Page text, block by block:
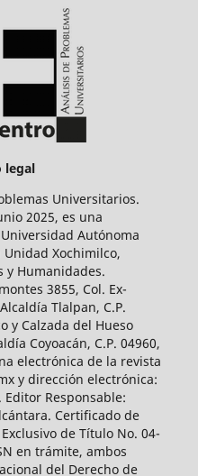
legal
Universitarios.
2025, es una
Autónoma
Xochimilco,
y Humanidades.
3855, Col. Ex-
Tlalpan, C.P.
y Calzada del Hueso
Coyoacán, C.P. 04960,
electrónica de la revista
y dirección electrónica:
Responsable:
Certificado de
de Título No. 04-
en trámite, ambos
del Derecho de